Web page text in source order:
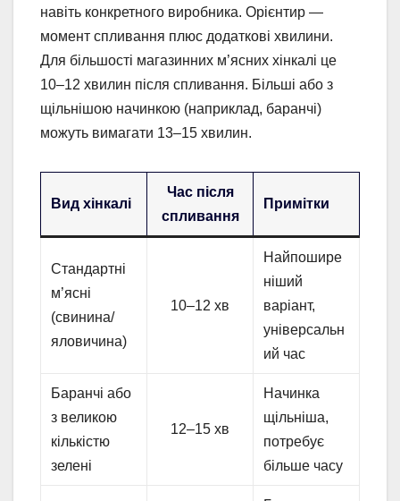
навіть конкретного виробника. Орієнтир —
момент спливання плюс додаткові хвилини.
Для більшості магазинних м’ясних хінкалі це
10–12 хвилин після спливання. Більші або з
щільнішою начинкою (наприклад, баранчі)
можуть вимагати 13–15 хвилин.
Вид хінкалі
Час після
спливання
Примітки
Стандартні
м’ясні
(свинина/
яловичина)
10–12 хв
Найпошире
ніший
варіант,
універсальн
ий час
Баранчі або
з великою
кількістю
зелені
12–15 хв
Начинка
щільніша,
потребує
більше часу